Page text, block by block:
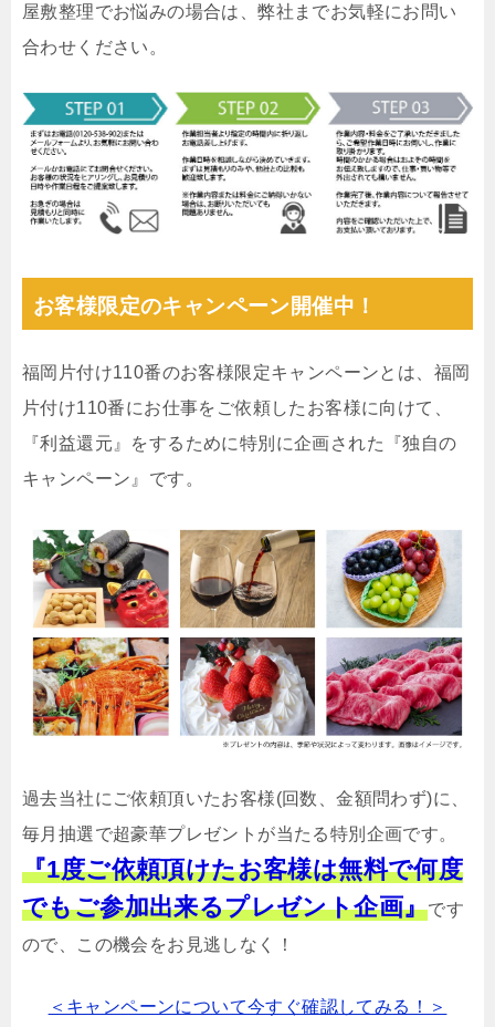
屋敷整理でお悩みの場合は、弊社までお気軽にお問い
合わせください。
お客様限定のキャンペーン開催中！
福岡片付け110番のお客様限定キャンペーンとは、福岡
片付け110番にお仕事をご依頼したお客様に向けて、
『利益還元』をするために特別に企画された『独自の
キャンペーン』です。
過去当社にご依頼頂いたお客様(回数、金額問わず)に、
毎月抽選で超豪華プレゼントが当たる特別企画です。
『1度ご依頼頂けたお客様は無料で何度
でもご参加出来るプレゼント企画』です
ので、この機会をお見逃しなく！
＜キャンペーンについて今すぐ確認してみる！＞